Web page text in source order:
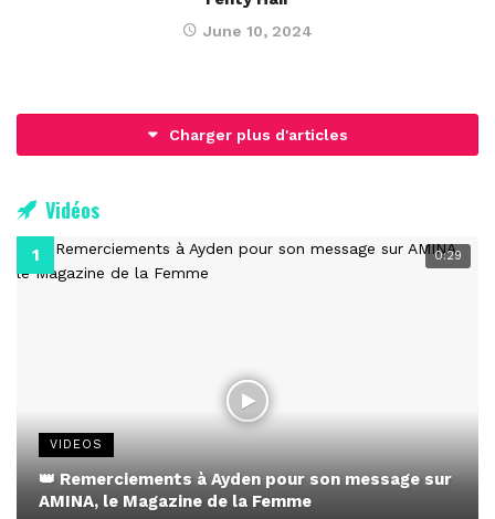
June 10, 2024
Charger plus d'articles
Vidéos
0:29
VIDEOS
👑 Remerciements à Ayden pour son message sur
AMINA, le Magazine de la Femme